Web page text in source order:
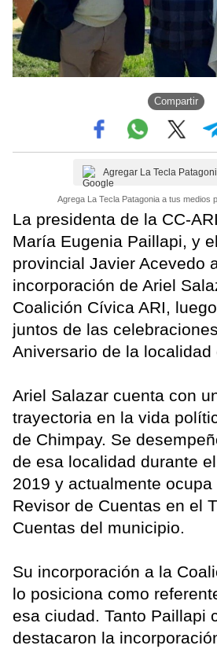
Compartir
Agregar La Tecla
Agrega La Tecla Patagonia a tus medios
La presidenta de la CC-
María Eugenia Paillapi, y
provincial Javier Acevedo
incorporación de Ariel
Coalición Cívica ARI,
juntos de las
Aniversario de la localidad
Ariel Salazar cuenta con
trayectoria en la vida
de Chimpay. Se
de esa localidad durante
2019 y actualmente ocupa
Revisor de Cuentas en el
Cuentas del municipio.
Su incorporación a la
lo posiciona como
esa ciudad. Tanto Paillapi
destacaron la